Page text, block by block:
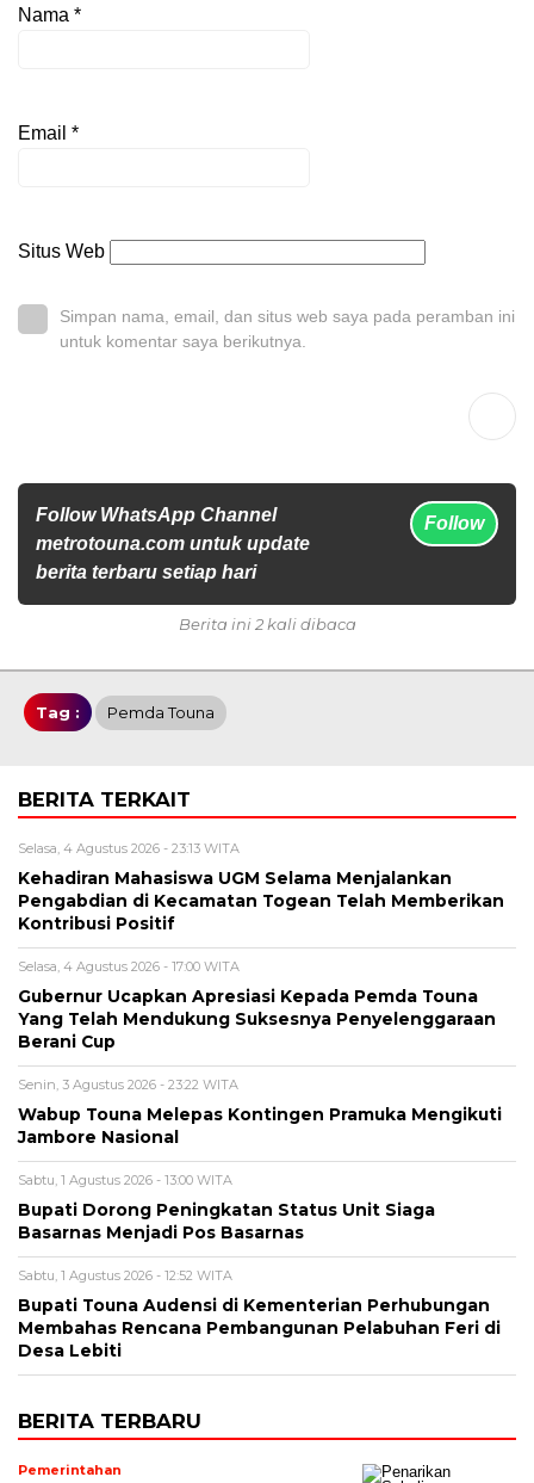
Nama *
Email *
Situs Web
Simpan nama, email, dan situs web saya pada peramban ini
untuk komentar saya berikutnya.
Follow WhatsApp Channel
metrotouna.com untuk update
berita terbaru setiap hari
Follow
Berita ini 2 kali dibaca
Tag : Pemda Touna
BERITA TERKAIT
Selasa, 4 Agustus 2026 - 23:13 WITA
Kehadiran Mahasiswa UGM Selama Menjalankan
Pengabdian di Kecamatan Togean Telah Memberikan
Kontribusi Positif
Selasa, 4 Agustus 2026 - 17:00 WITA
Gubernur Ucapkan Apresiasi Kepada Pemda Touna
Yang Telah Mendukung Suksesnya Penyelenggaraan
Berani Cup
Senin, 3 Agustus 2026 - 23:22 WITA
Wabup Touna Melepas Kontingen Pramuka Mengikuti
Jambore Nasional
Sabtu, 1 Agustus 2026 - 13:00 WITA
Bupati Dorong Peningkatan Status Unit Siaga
Basarnas Menjadi Pos Basarnas
Sabtu, 1 Agustus 2026 - 12:52 WITA
Bupati Touna Audensi di Kementerian Perhubungan
Membahas Rencana Pembangunan Pelabuhan Feri di
Desa Lebiti
BERITA TERBARU
Pemerintahan